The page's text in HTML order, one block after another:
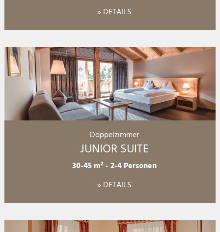
» DETAILS
Doppelzimmer
JUNIOR SUITE
30-45 m²-2-4 Personen
» DETAILS